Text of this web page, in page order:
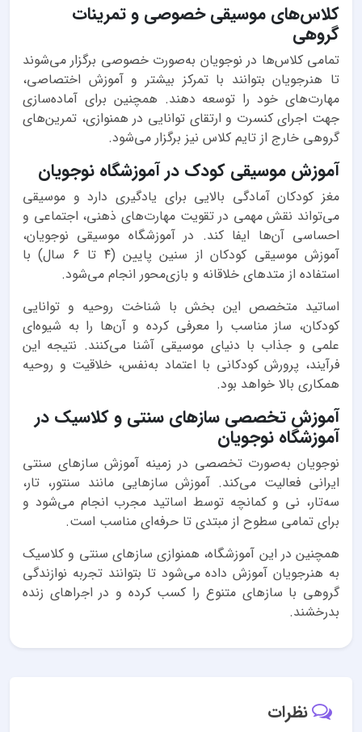
کلاس‌های موسیقی خصوصی و تمرینات
گروهی
تمامی کلاس‌ها در نوجویان به‌صورت خصوصی برگزار می‌شوند
تا هنرجویان بتوانند با تمرکز بیشتر و آموزش اختصاصی،
مهارت‌های خود را توسعه دهند. همچنین برای آماده‌سازی
جهت اجرای کنسرت و ارتقای توانایی در همنوازی، تمرین‌های
گروهی خارج از تایم کلاس نیز برگزار می‌شود.
آموزش موسیقی کودک در آموزشگاه نوجویان
مغز کودکان آمادگی بالایی برای یادگیری دارد و موسیقی
می‌تواند نقش مهمی در تقویت مهارت‌های ذهنی، اجتماعی و
احساسی آن‌ها ایفا کند. در آموزشگاه موسیقی نوجویان،
آموزش موسیقی کودکان از سنین پایین (۴ تا ۶ سال) با
استفاده از متدهای خلاقانه و بازی‌محور انجام می‌شود.
اساتید متخصص این بخش با شناخت روحیه و توانایی
کودکان، ساز مناسب را معرفی کرده و آن‌ها را به شیوه‌ای
علمی و جذاب با دنیای موسیقی آشنا می‌کنند. نتیجه این
فرآیند، پرورش کودکانی با اعتماد به‌نفس، خلاقیت و روحیه
همکاری بالا خواهد بود.
آموزش تخصصی سازهای سنتی و کلاسیک در
آموزشگاه نوجویان
نوجویان به‌صورت تخصصی در زمینه آموزش سازهای سنتی
ایرانی فعالیت می‌کند. آموزش سازهایی مانند سنتور، تار،
سه‌تار، نی و کمانچه توسط اساتید مجرب انجام می‌شود و
برای تمامی سطوح از مبتدی تا حرفه‌ای مناسب است.
همچنین در این آموزشگاه، همنوازی سازهای سنتی و کلاسیک
به هنرجویان آموزش داده می‌شود تا بتوانند تجربه نوازندگی
گروهی با سازهای متنوع را کسب کرده و در اجراهای زنده
بدرخشند.
نظرات